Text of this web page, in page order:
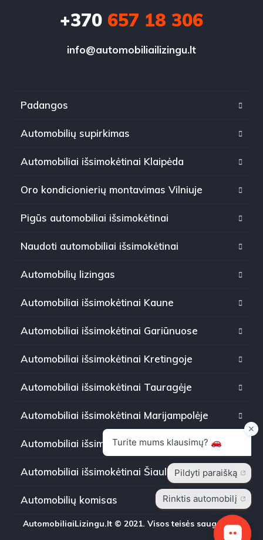
+370 657 18 306
info@automobiliailizingu.lt
Padangos
Automobilių supirkimas
Automobiliai išsimokėtinai Klaipėda
Oro kondicionierių montavimas Vilniuje
Pigūs automobiliai išsimokėtinai
Naudoti automobiliai išsimokėtinai
Automobilių lizingas
Automobiliai išsimokėtinai Kaune
Automobiliai išsimokėtinai Gariūnuose
Automobiliai išsimokėtinai Kretingoje
Automobiliai išsimokėtinai Tauragėje
Automobiliai išsimokėtinai Marijampolėje
Automobiliai išsimokėtinai Panevėžyje
Automobiliai išsimokėtinai Šiauliuose
Automobilių komisas
AutomobiliaiLizingu.lt © 2021. Visos teisės saugomos.